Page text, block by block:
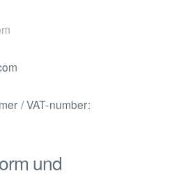
/ VAT-number:
und